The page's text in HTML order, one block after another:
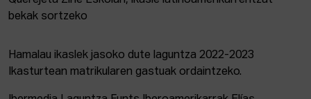
Hamalau ikaslek jasoko dute laguntza 2022-2023
Ikasturtean matrikularen gastuak ordaintzeko.